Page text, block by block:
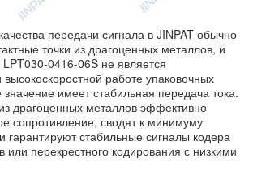
передачи сигнала в JINPAT обычно
точки из драгоценных металлов, и
LPT030-0416-06S не является
работе упаковочных
имеет стабильная передача тока.
драгоценных металлов эффективно
сопротивление, сводят к минимуму
гарантируют стабильные сигналы кодера
или перекрестного кодирования с низкими